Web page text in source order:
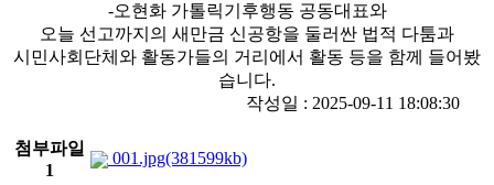
-오현화 가톨릭기후행동 공동대표와
오늘 선고까지의 새만금 신공항을 둘러싼 법적 다툼과
시민사회단체와 활동가들의 거리에서 활동 등을 함께 들어봤
습니다.
작성일 : 2025-09-11 18:08:30
첨부파일
1
001.jpg(381599kb)